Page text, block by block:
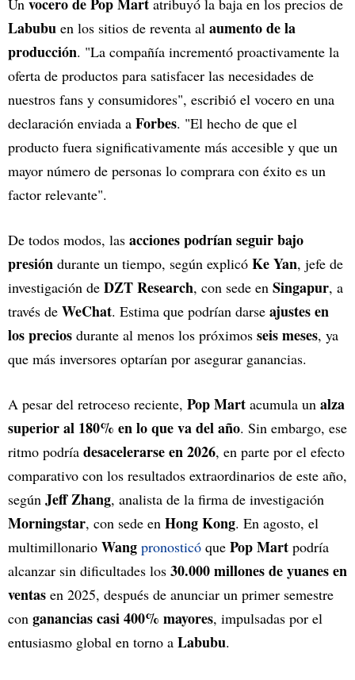
Labubu en los sitios de reventa al aumento de la
producción. "La compañía incrementó proactivamente la
oferta de productos para satisfacer las necesidades de
nuestros fans y consumidores", escribió el vocero en una
declaración enviada a Forbes. "El hecho de que el
producto fuera significativamente más accesible y que un
mayor número de personas lo comprara con éxito es un
factor relevante".
De todos modos, las acciones podrían seguir bajo
presión durante un tiempo, según explicó Ke Yan, jefe de
investigación de DZT Research, con sede en Singapur, a
través de WeChat. Estima que podrían darse ajustes en
los precios durante al menos los próximos seis meses, ya
que más inversores optarían por asegurar ganancias.
A pesar del retroceso reciente, Pop Mart acumula un alza
superior al 180% en lo que va del año. Sin embargo, ese
ritmo podría desacelerarse en 2026, en parte por el efecto
comparativo con los resultados extraordinarios de este año,
según Jeff Zhang, analista de la firma de investigación
Morningstar, con sede en Hong Kong. En agosto, el
multimillonario Wang pronosticó que Pop Mart podría
alcanzar sin dificultades los 30.000 millones de yuanes en
ventas en 2025, después de anunciar un primer semestre
con ganancias casi 400% mayores, impulsadas por el
entusiasmo global en torno a Labubu.